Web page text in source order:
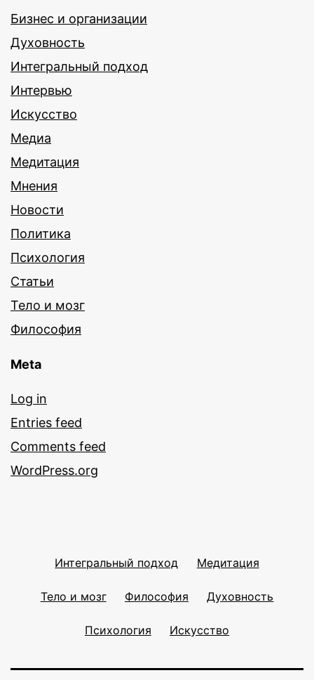
Бизнес и организации
Духовность
Интегральный подход
Интервью
Искусство
Медиа
Медитация
Мнения
Новости
Политика
Психология
Статьи
Тело и мозг
Философия
Meta
Log in
Entries feed
Comments feed
WordPress.org
Интегральный подход Медитация
Тело и мозг Философия Духовность
Психология Искусство